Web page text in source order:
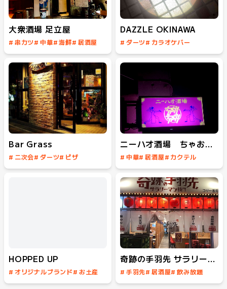
大衆酒場 足立屋
# 串カツ# 中華# 海鮮# 居酒屋
#センベロ
DAZZLE OKINAWA
# ダーツ# カラオケバー
#ミュージックバー#カクテル
#
Bar Grass
# 二次会# ダーツ# ピザ
#カクテル#飲み放題
ニーハオ酒場 ちゃおちゃお
# 中華# 居酒屋# カクテル
#飲み放題#女子会
HOPPED UP
# オリジナルブランド# お土産
#クラフトビール#イベント
奇跡の手羽先 サラリーマン横丁
# 手羽先# 居酒屋# 飲み放題